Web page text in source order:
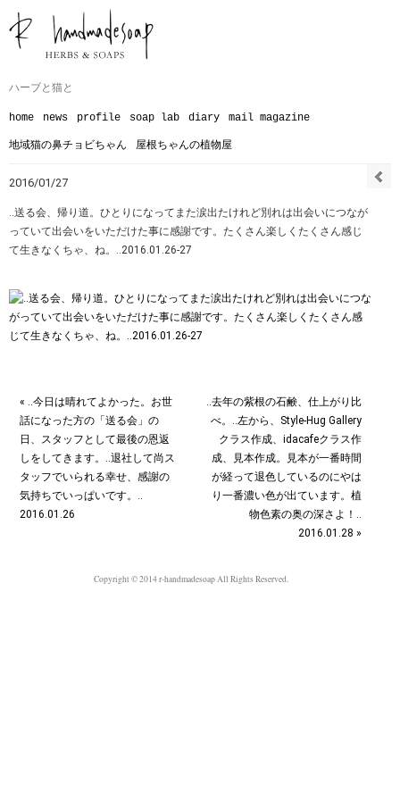
ハーブと猫と
home news profile soap lab diary mail magazine
地域猫の鼻チョビちゃん 屋根ちゃんの植物屋
2016/01/27
‥送る会、帰り道。ひとりになってまた涙出たけれど別れは出会いにつなが
っていて出会いをいただけた事に感謝です。たくさん楽しくたくさん感じ
て生きなくちゃ、ね。‥2016.01.26-27
« ‥今日は晴れてよかった。お世
話になった方の「送る会」の
日、スタッフとして最後の恩返
しをしてきます。‥退社して尚ス
タッフでいられる幸せ、感謝の
気持ちでいっぱいです。‥
2016.01.26
‥去年の紫根の石鹸、仕上がり比
べ。‥左から、Style-Hug Gallery
クラス作成、idacafeクラス作
成、見本作成。見本が一番時間
が経って退色しているのにやは
り一番濃い色が出ています。植
物色素の奥の深さよ！‥
2016.01.28 »
Copyright © 2014 r-handmadesoap All Rights Reserved.